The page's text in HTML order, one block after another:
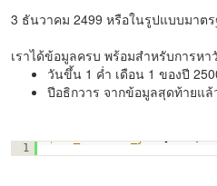
3 ธันวาคม 2499 หรือในรูปแบบมาต
เราได้ข้อมูลครบ พร้อมสำหรับการห
วันขึ้น 1 ค่ำ เดือน 1 ของปี
ปีอธิกวาร จากข้อมูลสุดท้ายแล้
1
$arr_atikawan_y =